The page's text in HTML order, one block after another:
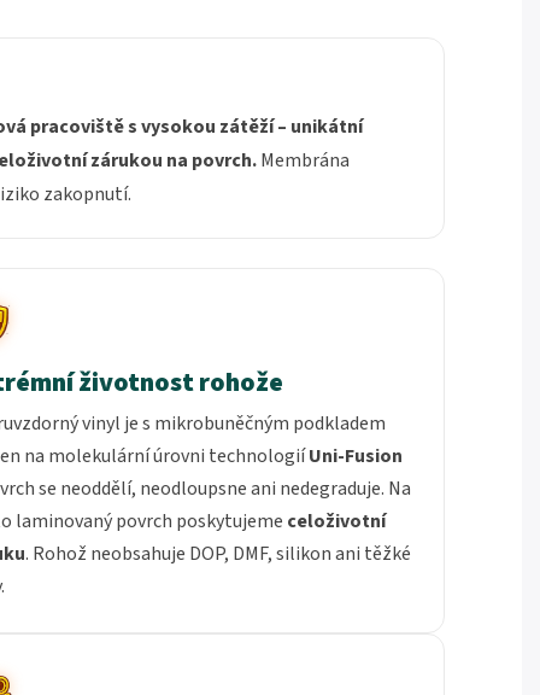
pracoviště s vysokou zátěží – unikátní
zárukou na povrch.Membrána
zakopnutí.
životnost rohože
vinyl je s mikrobuněčným podkladem
na molekulární úrovni technologiíUni-Fusion
se neoddělí, neodloupsne ani nedegraduje. Na
laminovaný povrch poskytujeme celoživotní
. Rohož neobsahuje DOP, DMF, silikon ani těžké